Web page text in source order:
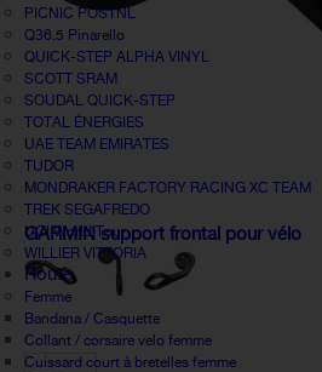
PICNIC POSTNL
Q36.5 Pinarello
QUICK-STEP ALPHA VINYL
SCOTT SRAM
SOUDAL QUICK-STEP
TOTAL ÉNERGIES
UAE TEAM EMIRATES
TUDOR
MONDRAKER FACTORY RACING XC TEAM
TREK SEGAFREDO
UCI World Tour
WILLIER VITTORIA
Route
Femme
Bandana / Casquette
Collant / corsaire velo femme
Cuissard court à bretelles femme
GARMIN support frontal pour vélo